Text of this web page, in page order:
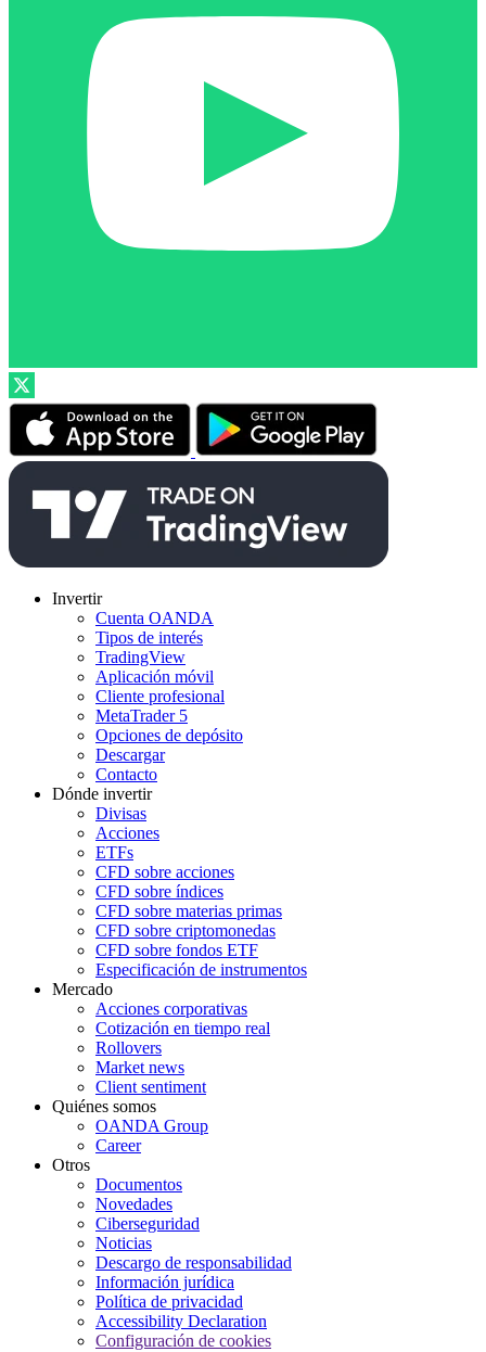
Invertir
Cuenta OANDA
Tipos de interés
TradingView
Aplicación móvil
Cliente profesional
MetaTrader 5
Opciones de depósito
Descargar
Contacto
Dónde invertir
Divisas
Acciones
ETFs
CFD sobre acciones
CFD sobre índices
CFD sobre materias primas
CFD sobre criptomonedas
CFD sobre fondos ETF
Especificación de instrumentos
Mercado
Acciones corporativas
Cotización en tiempo real
Rollovers
Market news
Client sentiment
Quiénes somos
OANDA Group
Career
Otros
Documentos
Novedades
Ciberseguridad
Noticias
Descargo de responsabilidad
Información jurídica
Política de privacidad
Accessibility Declaration
Configuración de cookies